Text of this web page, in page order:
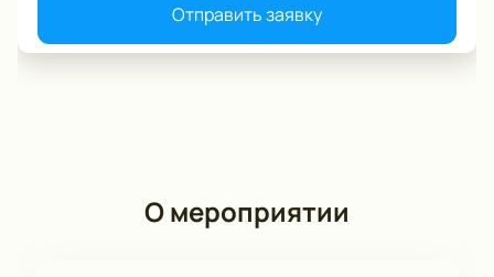
Отправить заявку
О мероприятии